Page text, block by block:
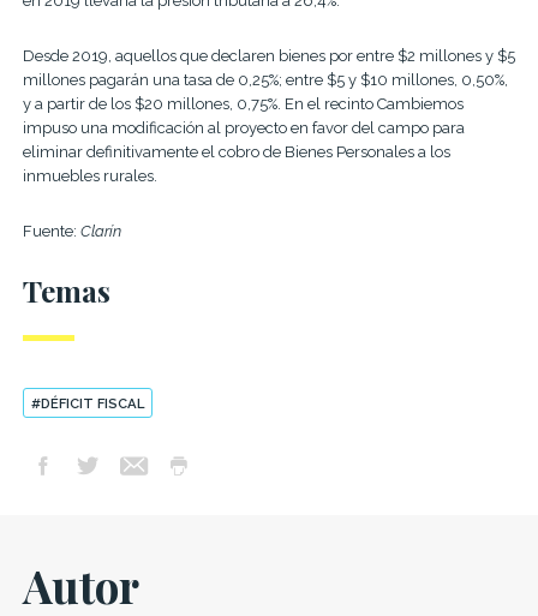
Desde 2019, aquellos que declaren bienes por entre $2 millones y $5
millones pagarán una tasa de 0,25%; entre $5 y $10 millones, 0,50%,
y a partir de los $20 millones, 0,75%. En el recinto Cambiemos
impuso una modificación al proyecto en favor del campo para
eliminar definitivamente el cobro de Bienes Personales a los
inmuebles rurales.
Fuente: Clarín
Temas
#DÉFICIT FISCAL
Autor